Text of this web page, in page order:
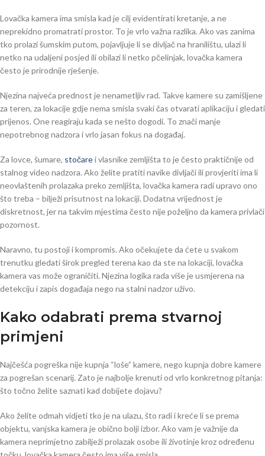
Lovačka kamera ima smisla kad je cilj evidentirati kretanje, a ne
neprekidno promatrati prostor. To je vrlo važna razlika. Ako vas zanima
tko prolazi šumskim putom, pojavljuje li se divljač na hranilištu, ulazi li
netko na udaljeni posjed ili obilazi li netko pčelinjak, lovačka kamera
često je prirodnije rješenje.
Njezina najveća prednost je nenametljiv rad. Takve kamere su zamišljene
za teren, za lokacije gdje nema smisla svaki čas otvarati aplikaciju i gledati
prijenos. One reagiraju kada se nešto dogodi. To znači manje
nepotrebnog nadzora i vrlo jasan fokus na događaj.
Za lovce, šumare, stočarei vlasnike zemljišta to je često praktičnije od
stalnog video nadzora. Ako želite pratiti navike divljači ili provjeriti ima li
neovlaštenih prolazaka preko zemljišta, lovačka kamera radi upravo ono
što treba – bilježi prisutnost na lokaciji. Dodatna vrijednost je
diskretnost, jer na takvim mjestima često nije poželjno da kamera privlači
pozornost.
Naravno, tu postoji i kompromis. Ako očekujete da ćete u svakom
trenutku gledati širok pregled terena kao da ste na lokaciji, lovačka
kamera vas može ograničiti. Njezina logika rada više je usmjerena na
detekciju i zapis događaja nego na stalni nadzor uživo.
Kako odabrati prema stvarnoj
primjeni
Najčešća pogreška nije kupnja “loše” kamere, nego kupnja dobre kamere
za pogrešan scenarij. Zato je najbolje krenuti od vrlo konkretnog pitanja:
što točno želite saznati kad dobijete dojavu?
Ako želite odmah vidjeti tko je na ulazu, što radi i kreće li se prema
objektu, vanjska kamera je obično bolji izbor. Ako vam je važnije da
kamera neprimjetno zabilježi prolazak osobe ili životinje kroz određenu